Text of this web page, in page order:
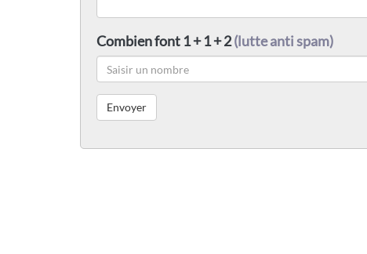
Combien font 1 + 1 + 2(lutte anti spam)